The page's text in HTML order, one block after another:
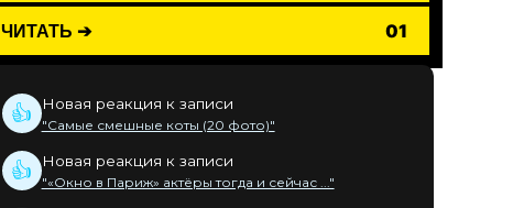
ЧИТАТЬ ➔ 01
👍 Новая реакция к записи
"Самые смешные коты (20 фото)"
👍 Новая реакция к записи
"«Окно в Париж» актёры тогда и сейчас ..."